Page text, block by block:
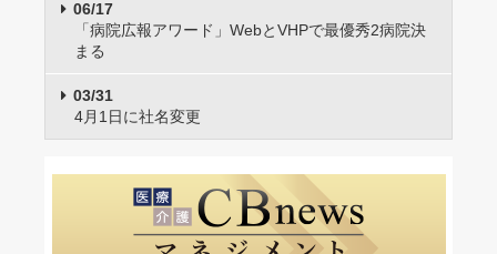
06/17
「病院広報アワード」WebとVHPで最優秀2病院決
まる
03/31
4月1日に社名変更